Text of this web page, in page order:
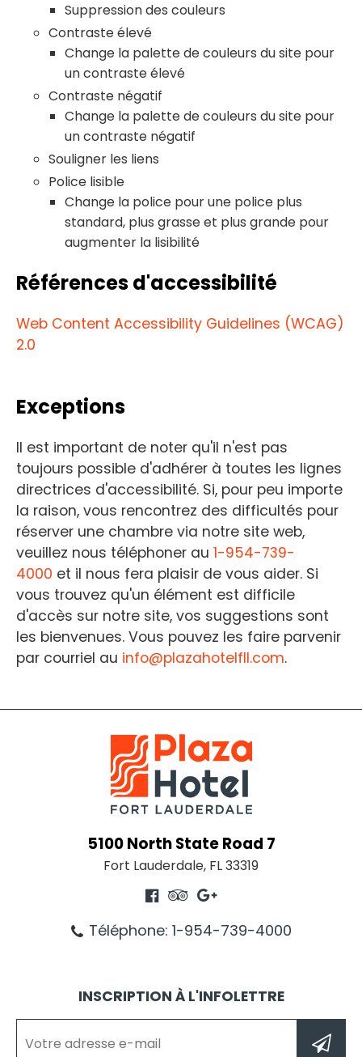
Suppression des couleurs
Contraste élevé
Change la palette de couleurs du site pour
un contraste élevé
Contraste négatif
Change la palette de couleurs du site pour
un contraste négatif
Souligner les liens
Police lisible
Change la police pour une police plus
standard, plus grasse et plus grande pour
augmenter la lisibilité
Références d'accessibilité
Web Content Accessibility Guidelines (WCAG)
2.0
Exceptions
Il est important de noter qu'il n'est pas
toujours possible d'adhérer à toutes les lignes
directrices d'accessibilité. Si, pour peu importe
la raison, vous rencontrez des difficultés pour
réserver une chambre via notre site web,
veuillez nous téléphoner au 1-954-739-
4000 et il nous fera plaisir de vous aider. Si
vous trouvez qu'un élément est difficile
d'accès sur notre site, vos suggestions sont
les bienvenues. Vous pouvez les faire parvenir
par courriel au info@plazahotelfll.com.
5100 North State Road 7
Fort Lauderdale, FL 33319
Téléphone: 1-954-739-4000
INSCRIPTION À L'INFOLETTRE